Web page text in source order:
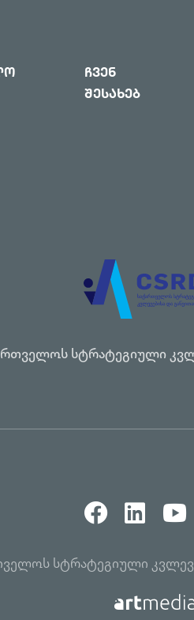
ჩვენ
შესახებ
სტრატეგიული
სტრატეგიული